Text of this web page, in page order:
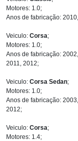
Motores: 1.0;
Anos de fabricação:
Veiculo: Corsa;
Motores: 1.0;
Anos de fabricação:
2011, 2012;
Veiculo: Corsa Sedan;
Motores: 1.0;
Anos de fabricação:
2012;
Veiculo: Corsa;
Motores: 1.4;